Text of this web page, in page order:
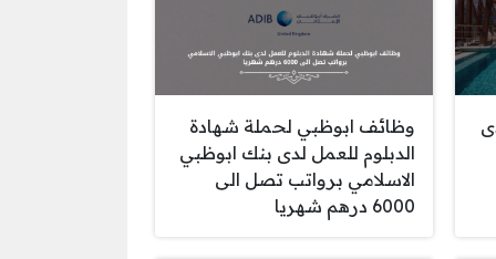
وظائف ابوظبي لحملة شهادة
الدبلوم للعمل لدى بنك ابوظبي
الاسلامي برواتب تصل الى
6000 درهم شهريا